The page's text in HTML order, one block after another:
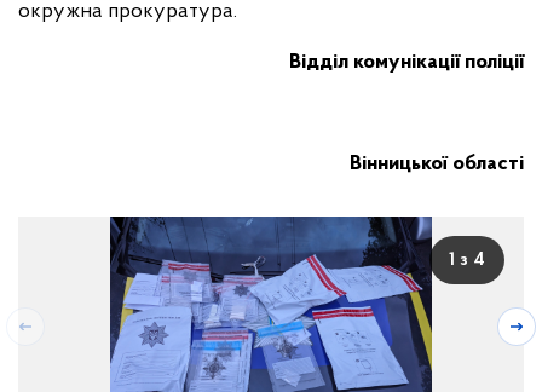
окружна прокуратура.
Відділ комунікації поліції
Вінницької області
1 з 4